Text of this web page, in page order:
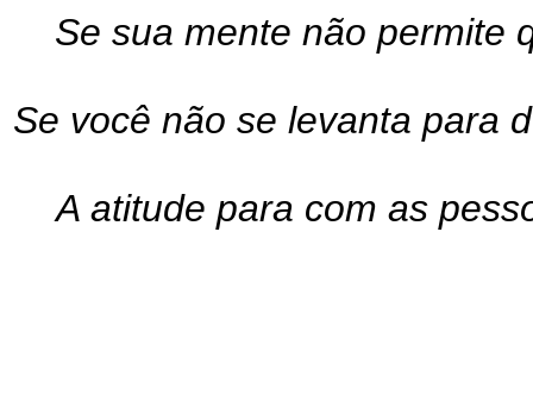
Se sua mente não permite
Se você não se levanta para
A atitude para com as